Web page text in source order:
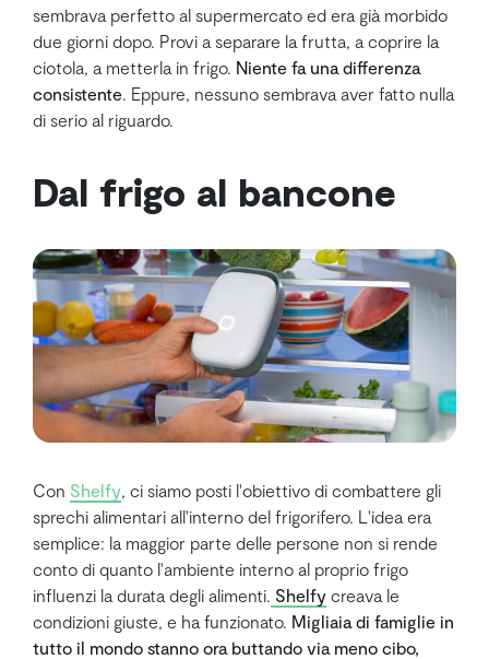
sembrava perfetto al supermercato ed era già morbido
due giorni dopo. Provi a separare la frutta, a coprire la
ciotola, a metterla in frigo. Niente fa una differenza
consistente . Eppure, nessuno sembrava aver fatto nulla
di serio al riguardo.
Dal frigo al bancone
Con Shelfy , ci siamo posti l'obiettivo di combattere gli
sprechi alimentari all'interno del frigorifero. L'idea era
semplice: la maggior parte delle persone non si rende
conto di quanto l'ambiente interno al proprio frigo
influenzi la durata degli alimenti. Shelfy creava le
condizioni giuste, e ha funzionato. Migliaia di famiglie in
tutto il mondo stanno ora buttando via meno cibo,